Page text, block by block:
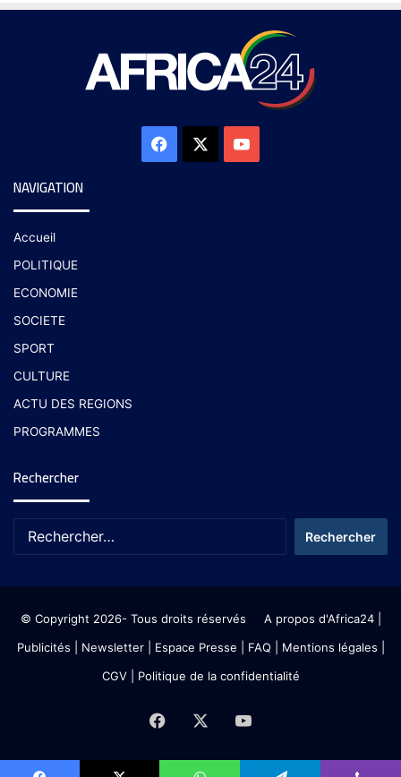
NAVIGATION
Accueil
POLITIQUE
ECONOMIE
SOCIETE
SPORT
CULTURE
ACTU DES REGIONS
PROGRAMMES
Rechercher
© Copyright 2026- Tous droits réservés A propos d'Africa24|
Publicités
Newsletter| Espace Presse | FAQ | Mentions légales
CGV| Politique de la confidentialité